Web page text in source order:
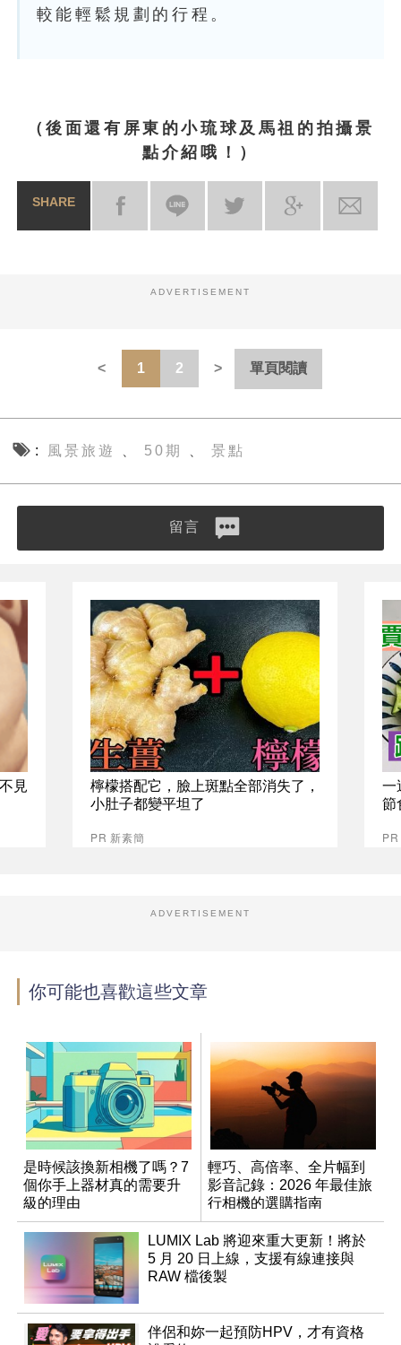
較能輕鬆規劃的行程。
（後面還有屏東的小琉球及馬祖的拍攝景
點介紹哦！）
SHARE
ADVERTISEMENT
1 2 單頁閱讀
風景旅遊 、 50期 、 景點
留言
見
檸檬搭配它，臉上斑點全部消失了，
小肚子都變平坦了
PR 新素簡
一
節
ADVERTISEMENT
你可能也喜歡這些文章
是時候該換新相機了嗎？7
個你手上器材真的需要升
級的理由
輕巧、高倍率、全片幅到
影音記錄：2026 年最佳旅
行相機的選購指南
LUMIX Lab 將迎來重大更新！將於
5 月 20 日上線，支援有線連接與
RAW 檔後製
伴侶和妳一起預防HPV，才有資格